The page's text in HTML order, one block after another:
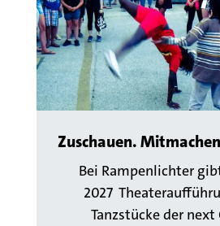
Zuschauen.
Bei Rampenlichter
2027
Tanzstücke der next